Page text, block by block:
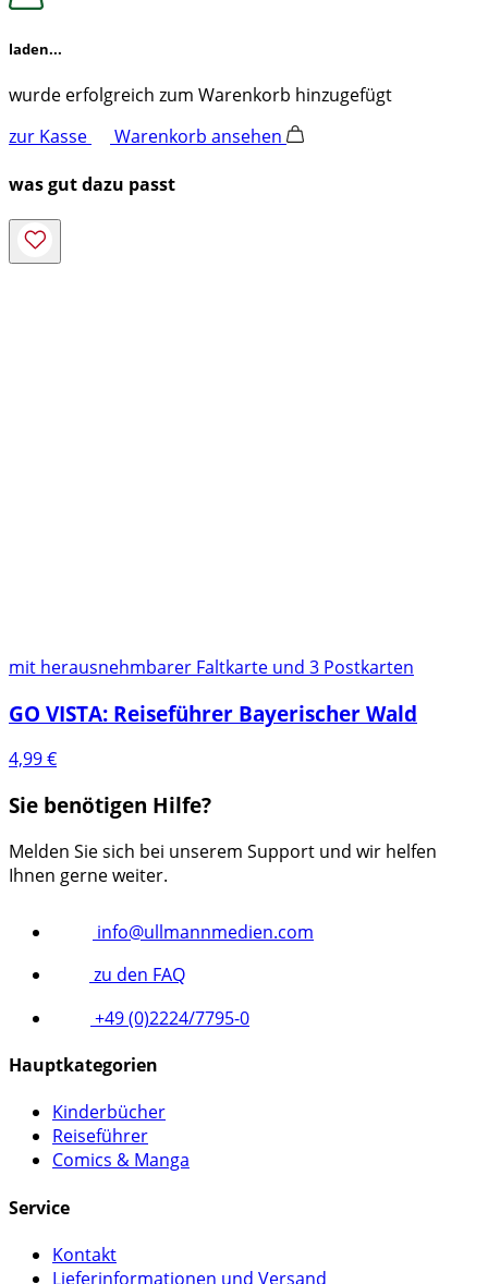
laden...
wurde erfolgreich zum Warenkorb hinzugefügt
zur Kasse
Warenkorb ansehen
was gut dazu passt
mit herausnehmbarer Faltkarte und 3 Postkarten
GO VISTA: Reiseführer Bayerischer Wald
4,99€
Sie benötigen Hilfe?
Melden Sie sich bei unserem Support und wir helfen
Ihnen gerne weiter.
info@ullmannmedien.com
zu den FAQ
+49 (0)2224/7795-0
Hauptkategorien
Kinderbücher
Reiseführer
Comics & Manga
Service
Kontakt
Lieferinformationen und Versand